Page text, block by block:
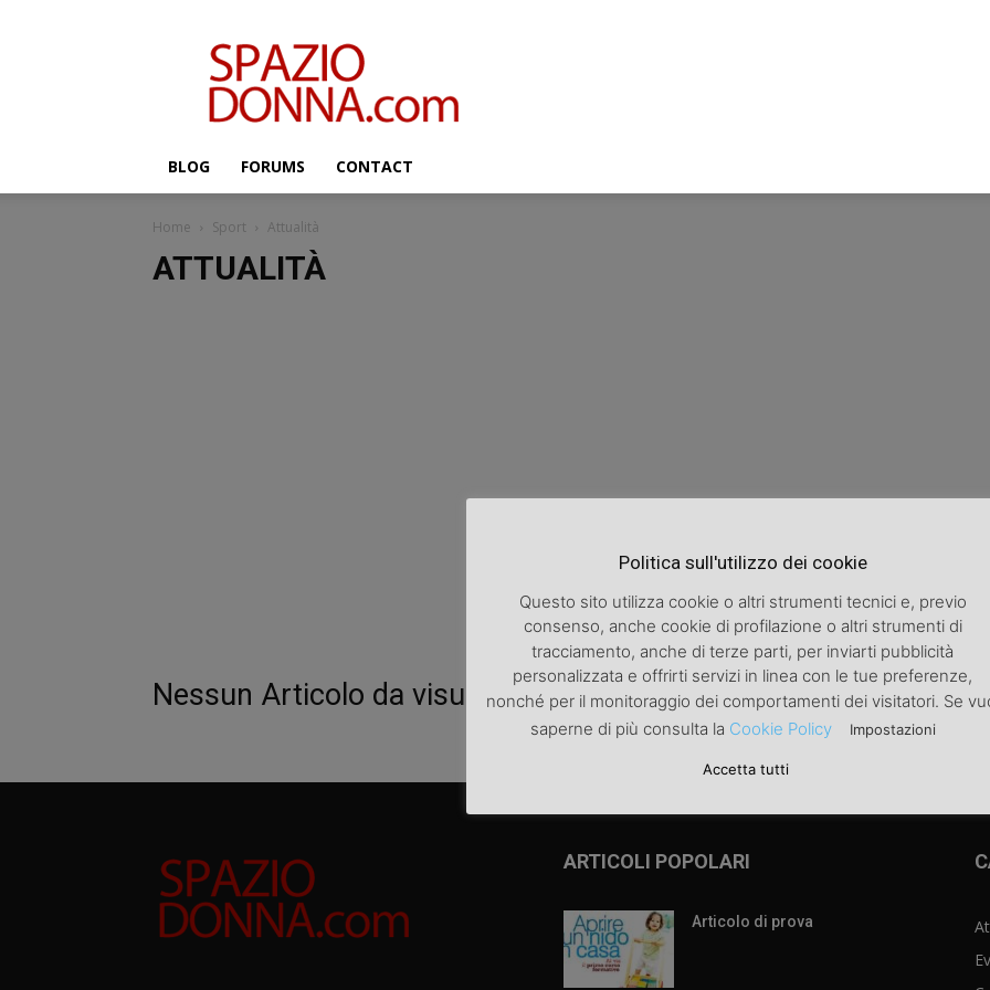
Salute,
benessere
e
bellezza
SpazioDonna.com
BLOG FORUMS CONTACT
Home Sport Attualità
ATTUALITÀ
Nessun Articolo da visualizzare
ARTICOLI POPOLARI
Articolo di prova
Politica sull'utilizzo dei cookie
Questo sito utilizza cookie o altri strumenti tecnici e, previo
consenso, anche cookie di profilazione o altri strumenti di
tracciamento, anche di terze parti, per inviarti pubblicità
personalizzata e offrirti servizi in linea con le tue preferenze,
nonché per il monitoraggio dei comportamenti dei visitatori. Se
saperne di più consulta la Cookie Policy Impostazioni
Accetta tutti